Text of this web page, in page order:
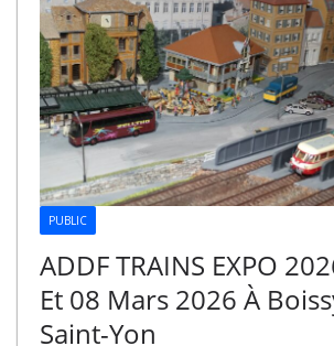
PUBLIC
ADDF TRAINS EXPO
Et 08 Mars 2026 À
Saint-Yon